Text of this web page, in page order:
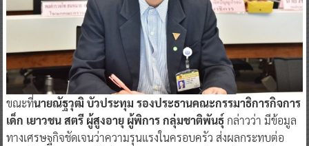
ขณะที่นายณัฐวุฒิ บัวประทุม รองประธานคณะกรรมาธิการกิจการ
เด็ก เยาวชน สตรี ผู้สูงอายุ ผู้พิการ กลุ่มชาติพันธุ์กล่าวว่า มีข้อมูล
ทางเศรษฐกิจชัดเจนว่าความรุนแรงในครอบครัว ส่งผลกระทบต่อ